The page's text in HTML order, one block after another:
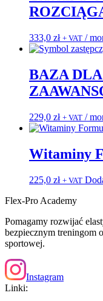
333,0 zł + VAT /
BAZA
229,0 zł + VAT /
Witaminy
225,0 zł + VAT
Flex-Pro Academy
Pomagamy rozwijać
bezpiecznym treningom
sportowej.
Instagram
Linki: